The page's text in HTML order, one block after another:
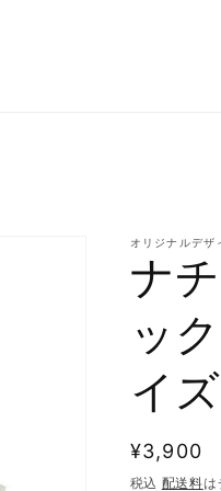
オリジナルデザ
ナ
ッ
イズ
通
常
¥3,900
税込 配送料は